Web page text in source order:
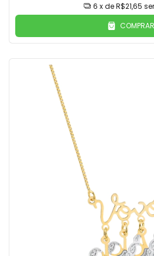
6 x deR$21,65
COMPRAR